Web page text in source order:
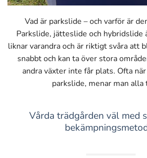
Vad är parkslide – och varför är
Parkslide, jätteslide och hybridslide
liknar varandra och är riktigt svåra att
snabbt och kan ta över stora
andra växter inte får plats. Ofta
parkslide, menar man alla
Vårda trädgården väl med